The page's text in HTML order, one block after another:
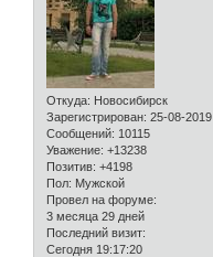
Откуда: Новосибирск
Зарегистрирован: 25-08-2019
Сообщений: 10115
Уважение: +13238
Позитив: +4198
Пол: Мужской
Провел на форуме:
3 месяца 29 дней
Последний визит:
Сегодня 19:17:20